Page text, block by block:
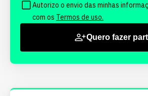
Autorizo o envio das minhas
com os Termos de uso.
Quero fazer